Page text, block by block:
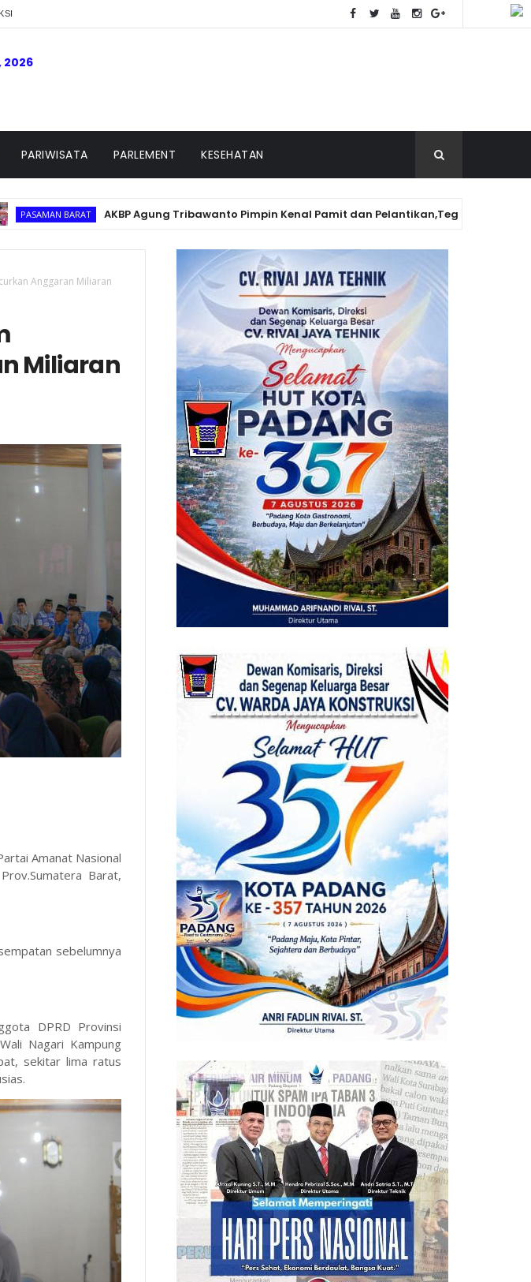
2026
PARIWISATA PARLEMENT KESEHATAN
BARAT AKBP Agung Tribawanto Pimpin Kenal Pamit dan Pelantikan,Tegaskan komitmen
Anggaran Miliaran
Miliaran
Amanat Nasional
Barat,
sebelumnya
DPRD Provinsi
Nagari Kampung
sekitar lima ratus